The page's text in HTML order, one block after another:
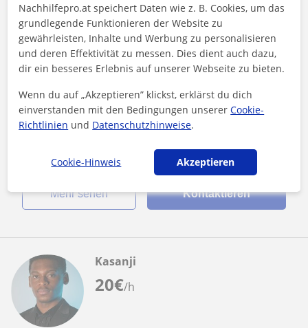
Online-Unterricht
TOEFL
English Tutor. C1 Level. Also native spanish
speaker.
I can help with homework/schoolwork. Help with conversation
exercises or practice. I'm interested in finding the way in
Mehr sehen Kontaktieren
20€/h
Kasanji
Nachhilfepro.at speichert Daten wie z. B. Cookies, um das
grundlegende Funktionieren der Website zu
gewährleisten, Inhalte und Werbung zu personalisieren
und deren Effektivität zu messen. Dies dient auch dazu,
dir ein besseres Erlebnis auf unserer Webseite zu bieten.
Wenn du auf „Akzeptieren” klickst, erklärst du dich
einverstanden mit den Bedingungen unsererCookie-
Richtlinien und Datenschutzhinweise.
Cookie-Hinweis Akzeptieren